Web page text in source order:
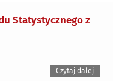
Statystycznego z
Czytaj dalej